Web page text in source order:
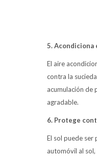
5.
El aire
contra la
acumulación de
agradable.
6. Protege
El sol puede
automóvil al